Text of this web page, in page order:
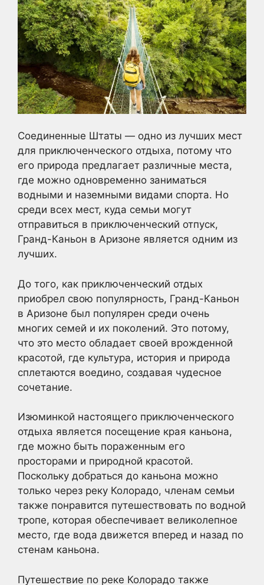
Соединенные Штаты — одно из лучших мест
для приключенческого отдыха, потому что
его природа предлагает различные места,
где можно одновременно заниматься
водными и наземными видами спорта. Но
среди всех мест, куда семьи могут
отправиться в приключенческий отпуск,
Гранд-Каньон в Аризоне является одним из
лучших.
До того, как приключенческий отдых
приобрел свою популярность, Гранд-Каньон
в Аризоне был популярен среди очень
многих семей и их поколений. Это потому,
что это место обладает своей врожденной
красотой, где культура, история и природа
сплетаются воедино, создавая чудесное
сочетание.
Изюминкой настоящего приключенческого
отдыха является посещение края каньона,
где можно быть пораженным его
просторами и природной красотой.
Поскольку добраться до каньона можно
только через реку Колорадо, членам семьи
также понравится путешествовать по водной
тропе, которая обеспечивает великолепное
место, где вода движется вперед и назад по
стенам каньона.
Путешествие по реке Колорадо также